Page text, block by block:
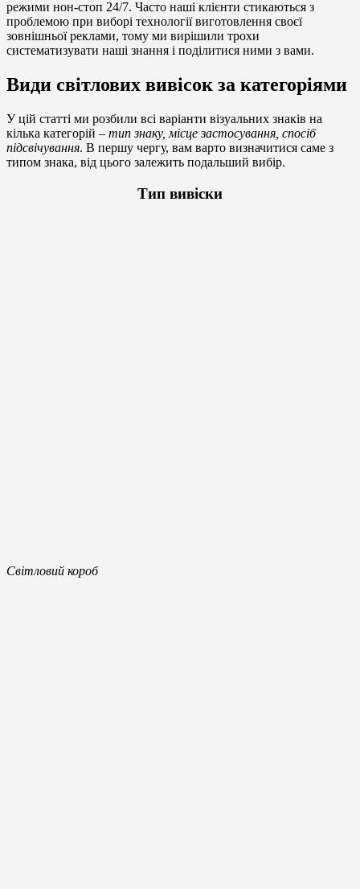
режими нон-стоп 24/7. Часто наші клієнти стикаються з
проблемою при виборі технології виготовлення своєї
зовнішньої реклами, тому ми вирішили трохи
систематизувати наші знання і поділитися ними з вами.
Види світлових вивісок за категоріями
У цій статті ми розбили всі варіанти візуальних знаків на
кілька категорій – тип знаку, місце застосування, спосіб
підсвічування. В першу чергу, вам варто визначитися саме з
типом знака, від цього залежить подальший вибір.
Тип вивіски
Світловий короб